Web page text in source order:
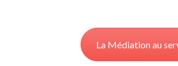
La Médiation au